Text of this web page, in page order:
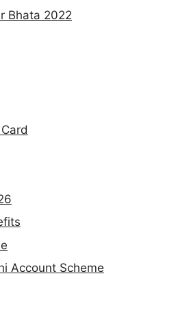
Bhata 2022
Account Scheme